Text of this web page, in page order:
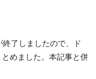
極右勢力」のプラカー
ってば。
バレッジETFの清算は
了しましたので、ド
めました。本記事と併